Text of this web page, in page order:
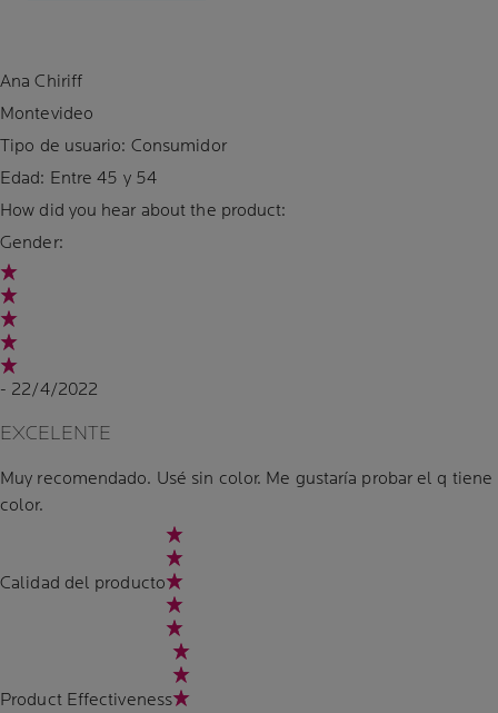
Ana Chiriff
Montevideo
Tipo de usuario: Consumidor
Edad: Entre 45 y 54
How did you hear about the product:
Gender:
- 22/4/2022
EXCELENTE
Muy recomendado. Usé sin color. Me gustaría probar el q tiene
color.
Calidad del producto
Product Effectiveness